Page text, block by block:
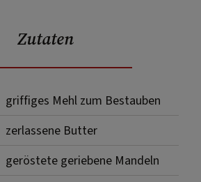
Zutaten
griffiges Mehl zum Bestauben
zerlassene Butter
geröstete geriebene Mandeln